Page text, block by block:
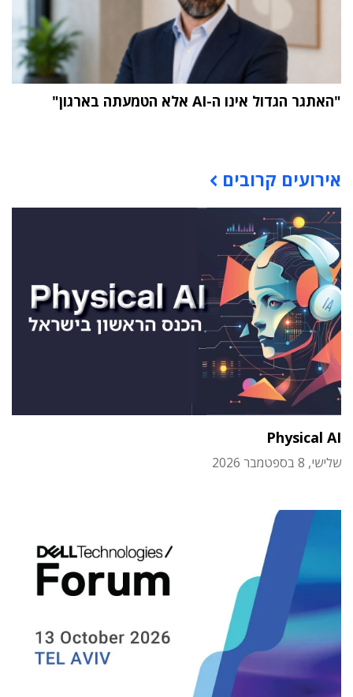
"האתגר הגדול אינו ה-AI אלא הטמעתה בארגון"
אירועים קרובים
Physical AI
שלישי, 8 בספטמבר 2026